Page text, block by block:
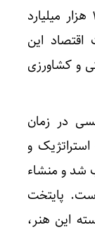
ریال و مسکن و صادرات تقریبا به ۱۴ هزار میلیارد
این
و کشاورزی
هجری شمسی در زمان
و
شد و منشاء
پایتخت
این هنر،